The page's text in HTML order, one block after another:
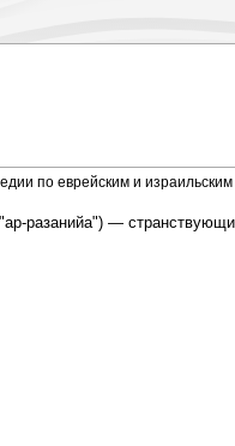
по еврейским и
разанийа") —